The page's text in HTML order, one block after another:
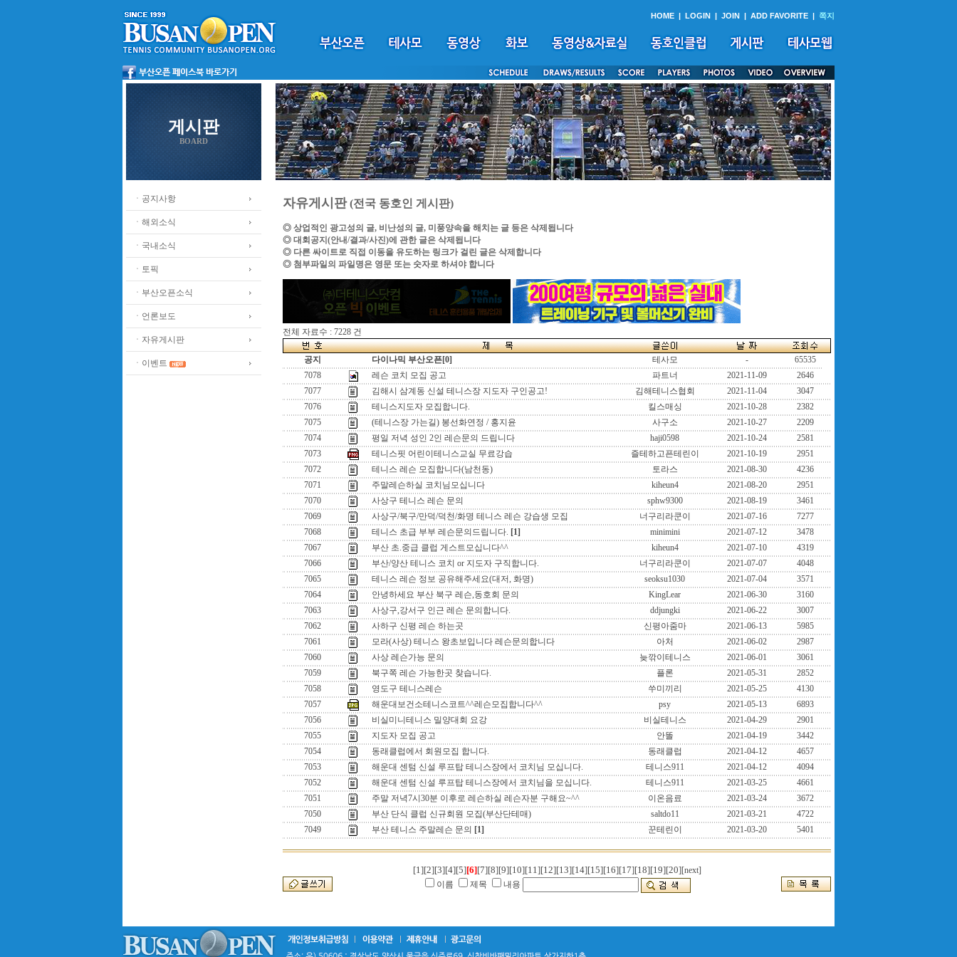
HOME | LOGIN | JOIN | ADD FAVORITE | 쪽지
게시판
BOARD
ㆍ공지사항
ㆍ해외소식
ㆍ국내소식
ㆍ토픽
ㆍ부산오픈소식
ㆍ언론보도
ㆍ자유게시판
ㆍ이벤트
자유게시판(전국 동호인 게시판)
◎ 상업적인 광고성의 글, 비난성의 글, 미풍양속을 해치는 글 등은 삭제됩니다
◎ 대회공지(안내/결과/사진)에 관한 글은 삭제됩니다
◎ 다른 싸이트로 직접 이동을 유도하는 링크가 걸린 글은 삭제합니다
◎ 첨부파일의 파일명은 영문 또는 숫자로 하셔야 합니다
전체 자료수 : 7228 건
공지 다이나믹 부산오픈[0] 테사모 -
65535
7078
레슨 코치 모집 공고 파트너 2021-11-09
2646
7077
김해시 삼계동 신설 테니스장 지도자 구인공고! 김해테니스협회 2021-11-04
3047
7076
테니스지도자 모집합니다. 킬스매싱 2021-10-28
2382
7075
(테니스장 가는길) 봉선화연정 / 홍지윤 사구소 2021-10-27
2209
7074
평일 저녁 성인 2인 레슨문의 드립니다 haji0598 2021-10-24
2581
7073
테니스핏 어린이테니스교실 무료강습 즐테하고픈테린이 2021-10-19
2951
7072
테니스 레슨 모집합니다(남천동) 토라스 2021-08-30
4236
7071
주말레슨하실 코치님모십니다 kiheun4 2021-08-20
2951
7070
사상구 테니스 레슨 문의 sphw9300 2021-08-19
3461
7069
사상구/북구/만덕/덕천/화명 테니스 레슨 강습생 모집 너구리라쿤이 2021-07-16
7277
7068
테니스 초급 부부 레슨문의드립니다. [1] minimini 2021-07-12
3478
7067
부산 초.중급 클럽 게스트모십니다^^ kiheun4 2021-07-10
4319
7066
부산/양산 테니스 코치 or 지도자 구직합니다. 너구리라쿤이 2021-07-07
4048
7065
테니스 레슨 정보 공유해주세요(대저, 화명) seoksu1030 2021-07-04
3571
7064
안녕하세요 부산 북구 레슨,동호회 문의 KingLear 2021-06-30
3160
7063
사상구,강서구 인근 레슨 문의합니다. ddjungki 2021-06-22
3007
7062
사하구 신평 레슨 하는곳 신평아줌마 2021-06-13
5985
7061
모라(사상) 테니스 왕초보입니다 레슨문의합니다 아처 2021-06-02
2987
7060
사상 레슨가능 문의 늦깎이테니스 2021-06-01
3061
7059
북구쪽 레슨 가능한곳 찾습니다. 플론 2021-05-31
2852
7058
영도구 테니스레슨 쑤미끼리 2021-05-25
4130
7057
해운대보건소테니스코트^^레슨모집합니다^^ psy 2021-05-13
6893
7056
비실미니테니스 밀양대회 요강 비실테니스 2021-04-29
2901
7055
지도자 모집 공고 안똘 2021-04-19
3442
7054
동래클럽에서 회원모집 합니다. 동래클럽 2021-04-12
4657
7053
해운대 센텀 신설 루프탑 테니스장에서 코치님 모십니다. 테니스911 2021-04-12
4094
7052
해운대 센텀 신설 루프탑 테니스장에서 코치님을 모십니다. 테니스911 2021-03-25
4661
7051
주말 저녁7시30분 이후로 레슨하실 레슨자분 구해요~^^ 이온음료 2021-03-24
3672
7050
부산 단식 클럽 신규회원 모집(부산단테매) saltdo11 2021-03-21
4722
7049
부산 테니스 주말레슨 문의 [1] 꾼테린이 2021-03-20 5401
[1][2][3][4][5][6][7][8][9][10][11][12][13][14][15][16][17][18][19][20][next]
이름
제목 내용